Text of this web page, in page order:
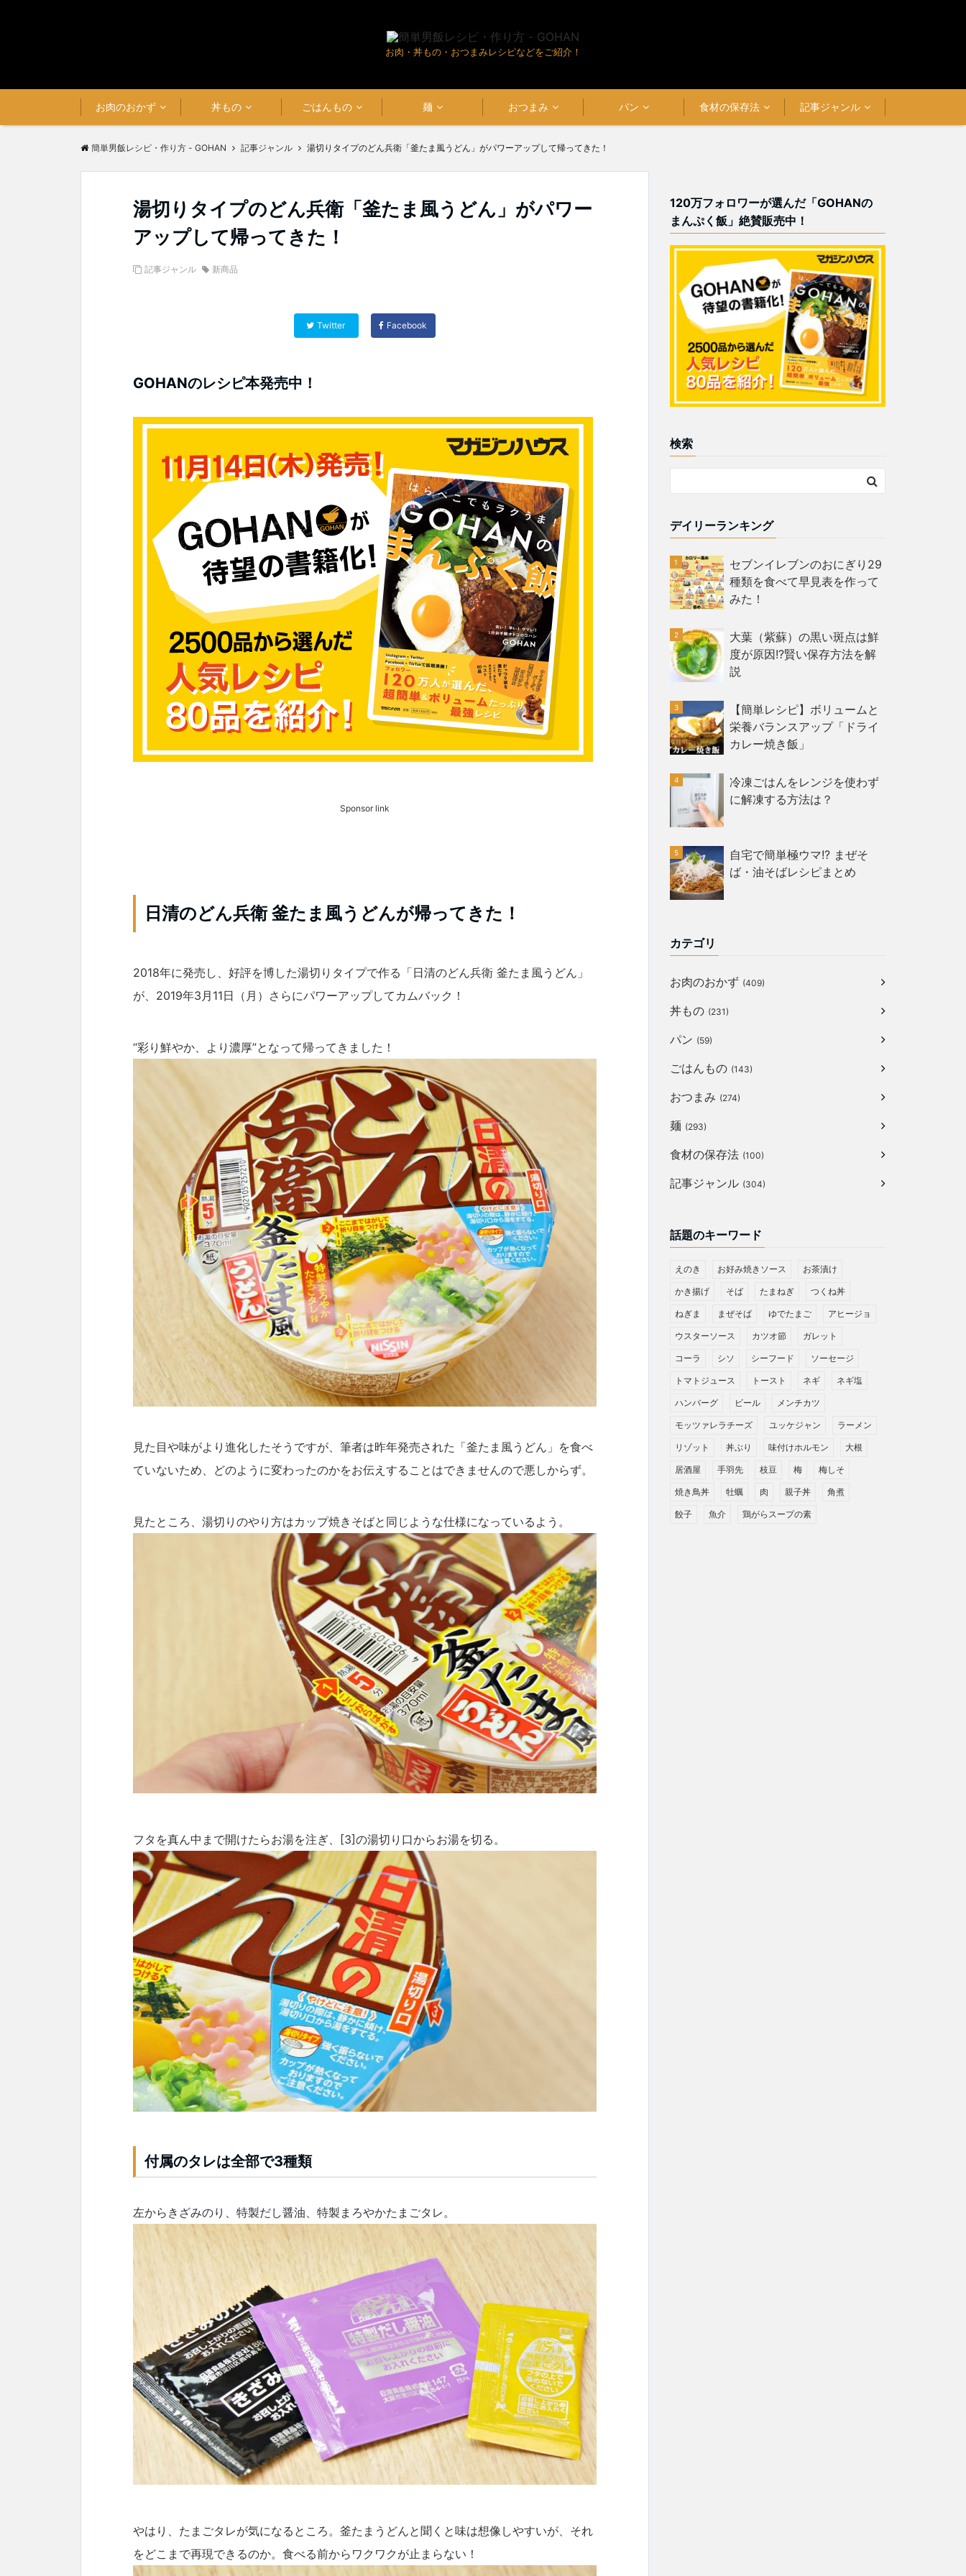
お肉・丼もの・おつまみレシピなどをご紹介！
お肉のおかず 丼もの ごはんもの 麺 おつまみ パン 食材の保存法 記事ジャンル
簡単男飯レシピ・作り方 - GOHAN 記事ジャンル 湯切りタイプのどん兵衛「釜たま風うどん」がパワーアップして帰ってきた！
湯切りタイプのどん兵衛「釜たま風うどん」がパワー
アップして帰ってきた！
記事ジャンル 新商品
Twitter Facebook
GOHANのレシピ本発売中！
Sponsor link
日清のどん兵衛 釜たま風うどんが帰ってきた！
2018年に発売し、好評を博した湯切りタイプで作る「日清のどん兵衛 釜たま風うどん」
が、2019年3月11日（月）さらにパワーアップしてカムバック！
“彩り鮮やか、より濃厚”となって帰ってきました！
見た目や味がより進化したそうですが、筆者は昨年発売された「釜たま風うどん」を食べ
ていないため、どのように変わったのかをお伝えすることはできませんので悪しからず。
見たところ、湯切りのやり方はカップ焼きそばと同じような仕様になっているよう。
フタを真ん中まで開けたらお湯を注ぎ、[3]の湯切り口からお湯を切る。
付属のタレは全部で3種類
左からきざみのり、特製だし醤油、特製まろやかたまごタレ。
やはり、たまごタレが気になるところ。釜たまうどんと聞くと味は想像しやすいが、それ
をどこまで再現できるのか。食べる前からワクワクが止まらない！
120万フォロワーが選んだ「GOHANの
まんぷく飯」絶賛販売中！
検索
デイリーランキング
セブンイレブンのおにぎり29
種類を食べて早見表を作って
みた！
大葉（紫蘇）の黒い斑点は鮮
度が原因!?賢い保存方法を解
説
【簡単レシピ】ボリュームと
栄養バランスアップ「ドライ
カレー焼き飯」
冷凍ごはんをレンジを使わず
に解凍する方法は？
自宅で簡単極ウマ!? まぜそ
ば・油そばレシピまとめ
カテゴリ
お肉のおかず (409)
丼もの (231)
パン (59)
ごはんもの (143)
おつまみ (274)
麺 (293)
食材の保存法 (100)
記事ジャンル (304)
話題のキーワード
えのき お好み焼きソース お茶漬け
かき揚げ そば たまねぎ つくね丼
ねぎま まぜそば ゆでたまご アヒージョ
ウスターソース カツオ節 ガレット
コーラ シソ シーフード ソーセージ
トマトジュース トースト ネギ ネギ塩
ハンバーグ ビール メンチカツ
モッツァレラチーズ ユッケジャン ラーメン
リゾット 丼ぶり 味付けホルモン 大根
居酒屋 手羽先 枝豆 梅 梅しそ
焼き鳥丼 牡蠣 肉 親子丼 角煮
餃子 魚介 鶏がらスープの素